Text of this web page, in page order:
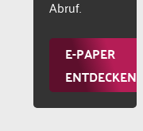
Abruf.
E-PAPER
ENTDECKEN